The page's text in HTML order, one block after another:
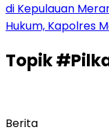
di Kepulauan
Hukum, Kapolres
Topik
Berita